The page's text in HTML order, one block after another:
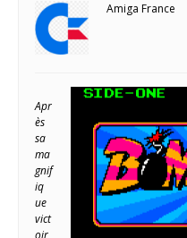
Amiga France
Apr
ès
sa
ma
gnif
iq
ue
vict